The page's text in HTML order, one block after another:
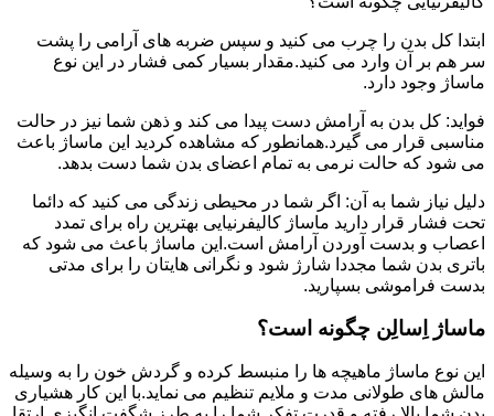
ابتدا کل بدن را چرب می کنید و سپس ضربه های آرامی را پشت
سر هم بر آن وارد می کنید.مقدار بسیار کمی فشار در این نوع
ماساژ وجود دارد.
فواید: کل بدن به آرامش دست پیدا می کند و ذهن شما نیز در حالت
مناسبی قرار می گیرد.همانطور که مشاهده کردید این ماساژ باعث
می شود که حالت نرمی به تمام اعضای بدن شما دست بدهد.
دلیل نیاز شما به آن: اگر شما در محیطی زندگی می کنید که دائما
تحت فشار قرار دارید ماساژ کالیفرنیایی بهترین راه برای تمدد
اعصاب و بدست آوردن آرامش است.این ماساژ باعث می شود که
باتری بدن شما مجددا شارژ شود و نگرانی هایتان را برای مدتی
بدست فراموشی بسپارید.
ماساژ اِسالِن چگونه است؟
این نوع ماساژ ماهیچه ها را منبسط کرده و گردش خون را به وسیله
مالش های طولانی مدت و ملایم تنظیم می نماید.با این کار هشیاری